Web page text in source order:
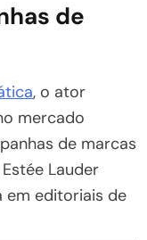
de
, o ator
mercado
de marcas
Lauder
em editoriais de